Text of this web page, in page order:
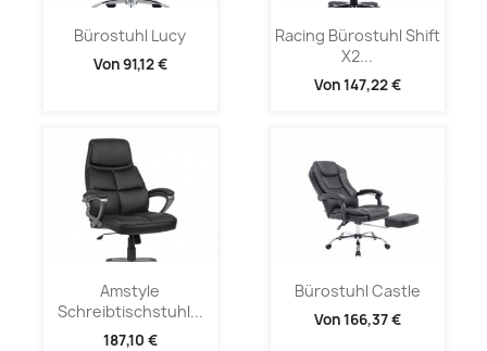
Bürostuhl Lucy
Von91,12 €
Racing Bürostuhl Shift
X2...
Von147,22 €
Amstyle
Schreibtischstuhl...
187,10 €
Bürostuhl Castle
Von166,37 €